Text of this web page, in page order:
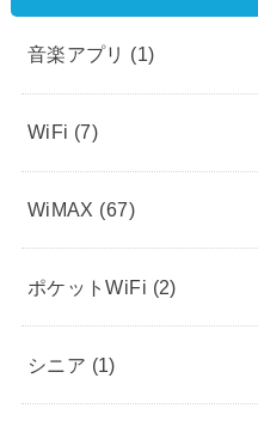
音楽アプリ (1)
WiFi (7)
WiMAX (67)
ポケットWiFi (2)
シニア (1)